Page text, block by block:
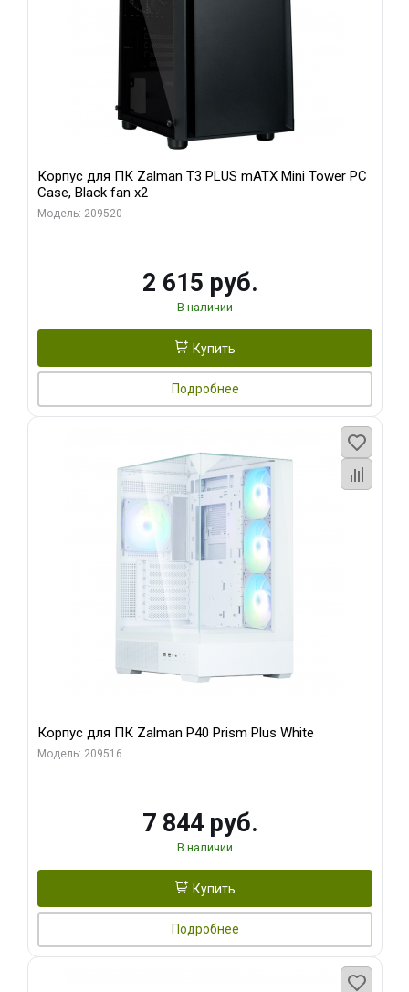
Корпус для ПК Zalman T3 PLUS mATX Mini Tower PC
Case, Black fan x2
Модель: 209520
2 615 руб.
В наличии
Купить
Подробнее
Корпус для ПК Zalman P40 Prism Plus White
Модель: 209516
7 844 руб.
В наличии
Купить
Подробнее